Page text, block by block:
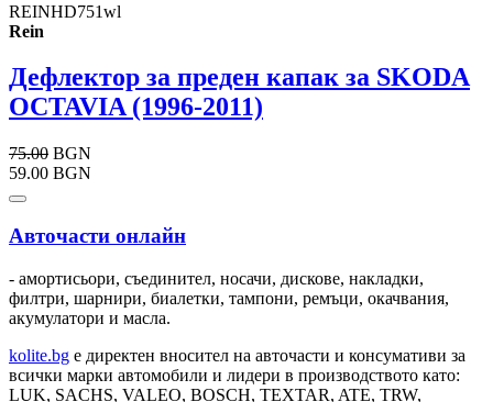
REINHD751wl
Rein
Дефлектор за преден капак за SKODA
OCTAVIA (1996-2011)
75.00 BGN
59.00 BGN
Авточасти онлайн
- амортисьори, съединител, носачи, дискове, накладки,
филтри, шарнири, биалетки, тампони, ремъци, окачвания,
акумулатори и масла.
kolite.bg e директен вносител на авточасти и консумативи за
всички марки автомобили и лидери в производството като:
LUK, SACHS, VALEO, BOSCH, TEXTAR, ATE, TRW,